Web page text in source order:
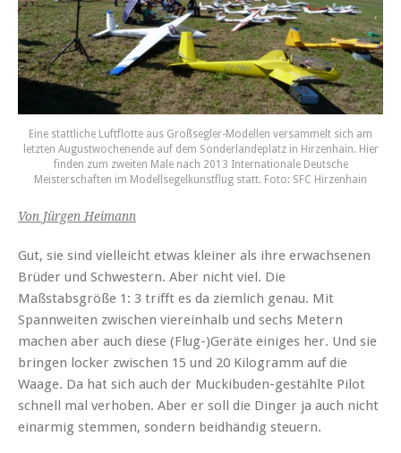
Eine stattliche Luftflotte aus Großsegler-Modellen versammelt sich am
letzten Augustwochenende auf dem Sonderlandeplatz in Hirzenhain. Hier
finden zum zweiten Male nach 2013 Internationale Deutsche
Meisterschaften im Modellsegelkunstflug statt. Foto: SFC Hirzenhain
Von Jürgen Heimann
Gut, sie sind vielleicht etwas kleiner als ihre erwachsenen
Brüder und Schwestern. Aber nicht viel. Die
Maßstabsgröße 1: 3 trifft es da ziemlich genau. Mit
Spannweiten zwischen viereinhalb und sechs Metern
machen aber auch diese (Flug-)Geräte einiges her. Und sie
bringen locker zwischen 15 und 20 Kilogramm auf die
Waage. Da hat sich auch der Muckibuden-gestählte Pilot
schnell mal verhoben. Aber er soll die Dinger ja auch nicht
einarmig stemmen, sondern beidhändig steuern.